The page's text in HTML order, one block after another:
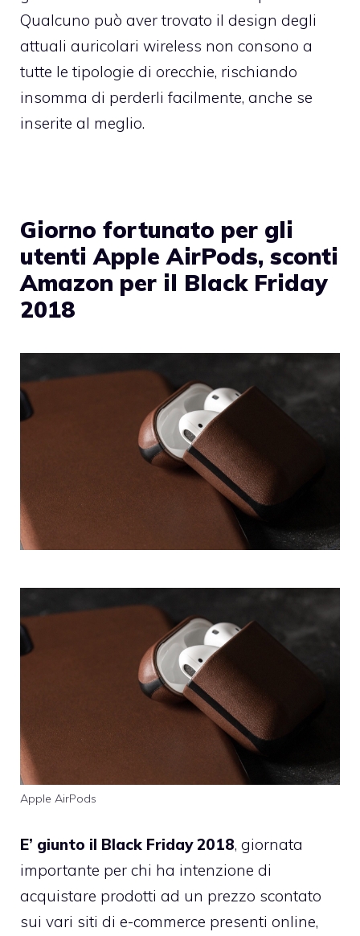
Qualcuno può aver trovato il design degli
attuali auricolari wireless non consono a
tutte le tipologie di orecchie, rischiando
insomma di perderli facilmente, anche se
inserite al meglio.
Giorno fortunato per gli
utenti Apple AirPods, sconti
Amazon per il Black Friday
2018
Apple AirPods
E’ giunto il Black Friday 2018, giornata
importante per chi ha intenzione di
acquistare prodotti ad un prezzo scontato
sui vari siti di e-commerce presenti online,